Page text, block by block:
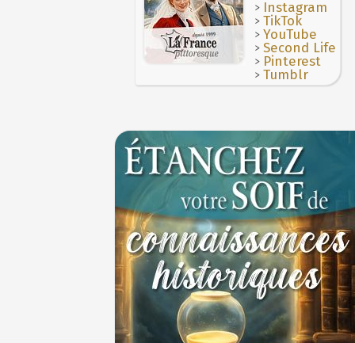
> Instagram
>TikTok
>YouTube
>Second Life
> Pinterest
>Tumblr